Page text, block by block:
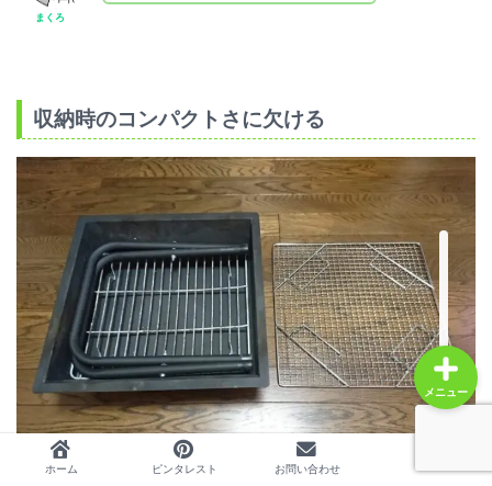
まくろ
収納時のコンパクトさに欠ける
ホーム ピンタレスト お問い合わせ
メニュー
プロフィール
人気記事
レビュー